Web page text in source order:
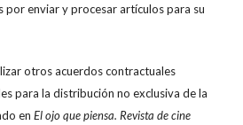
por enviar y procesar artículos para su
otros acuerdos contractuales
para la distribución no exclusiva de la
en El ojo que piensa. Revista de cine